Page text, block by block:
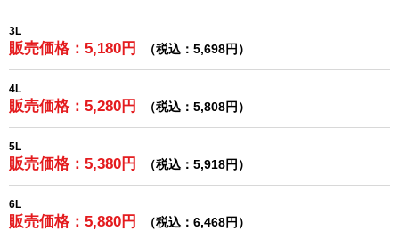
3L
販売価格：5,180円 （税込：5,698円）
4L
販売価格：5,280円 （税込：5,808円）
5L
販売価格：5,380円 （税込：5,918円）
6L
販売価格：5,880円 （税込：6,468円）